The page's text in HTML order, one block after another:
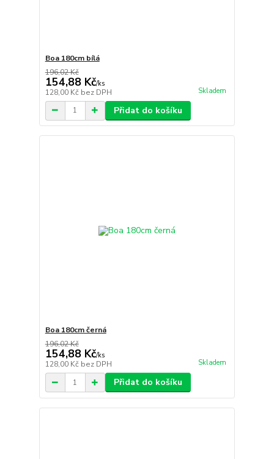
Boa 180cm bílá
196,02 Kč
154,88 Kč/ks
128,00 Kč bez DPH Skladem
Přidat do košíku
Boa 180cm černá
196,02 Kč
154,88 Kč/ks
128,00 Kč bez DPH Skladem
Přidat do košíku